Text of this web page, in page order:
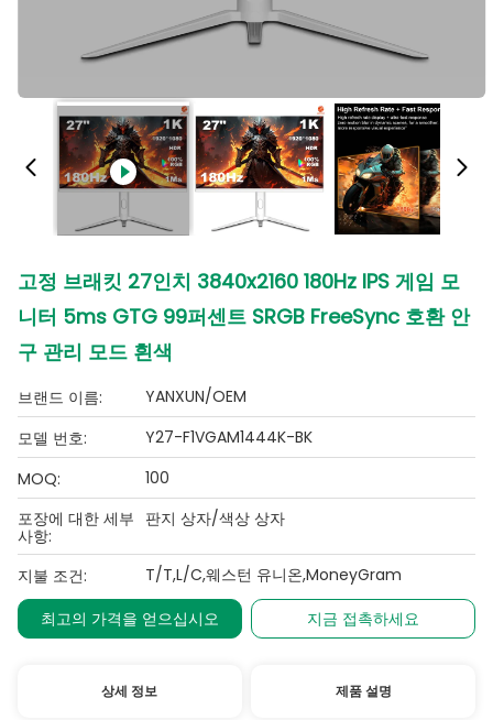
고정 브래킷 27인치 3840x2160 180Hz IPS 게임 모
니터 5ms GTG 99퍼센트 SRGB FreeSync 호환 안
구 관리 모드 흰색
브랜드 이름:
YANXUN/OEM
모델 번호:
Y27-F1VGAM1444K-BK
MOQ:
100
포장에 대한 세부
사항:
판지 상자/색상 상자
지불 조건:
T/T,L/C,웨스턴 유니온,MoneyGram
최고의 가격을 얻으십시오
지금 접촉하세요
상세 정보 제품 설명